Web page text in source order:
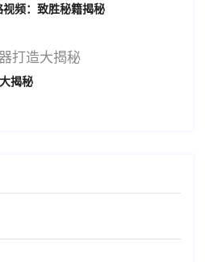
频：致胜秘籍揭秘
揭秘